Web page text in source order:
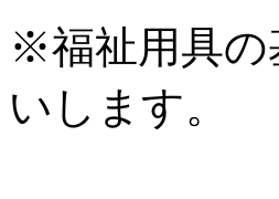
※福祉用具
いします。